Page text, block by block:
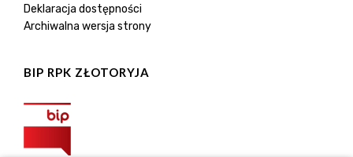
Deklaracja dostępności
Archiwalna wersja strony
BIP RPK ZŁOTORYJA